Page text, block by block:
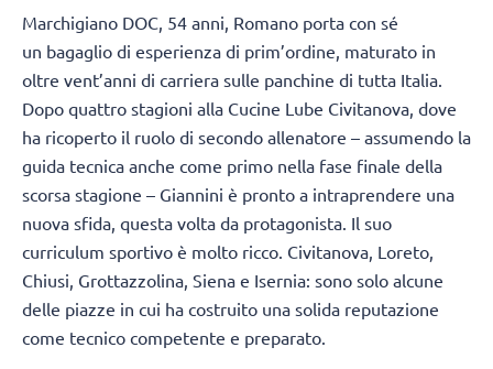
Marchigiano DOC, 54 anni, Romano porta con sé
un bagaglio di esperienza di prim’ordine, maturato in
oltre vent’anni di carriera sulle panchine di tutta Italia.
Dopo quattro stagioni alla Cucine Lube Civitanova, dove
ha ricoperto il ruolo di secondo allenatore – assumendo la
guida tecnica anche come primo nella fase finale della
scorsa stagione – Giannini è pronto a intraprendere una
nuova sfida, questa volta da protagonista. Il suo
curriculum sportivo è molto ricco. Civitanova, Loreto,
Chiusi, Grottazzolina, Siena e Isernia: sono solo alcune
delle piazze in cui ha costruito una solida reputazione
come tecnico competente e preparato.